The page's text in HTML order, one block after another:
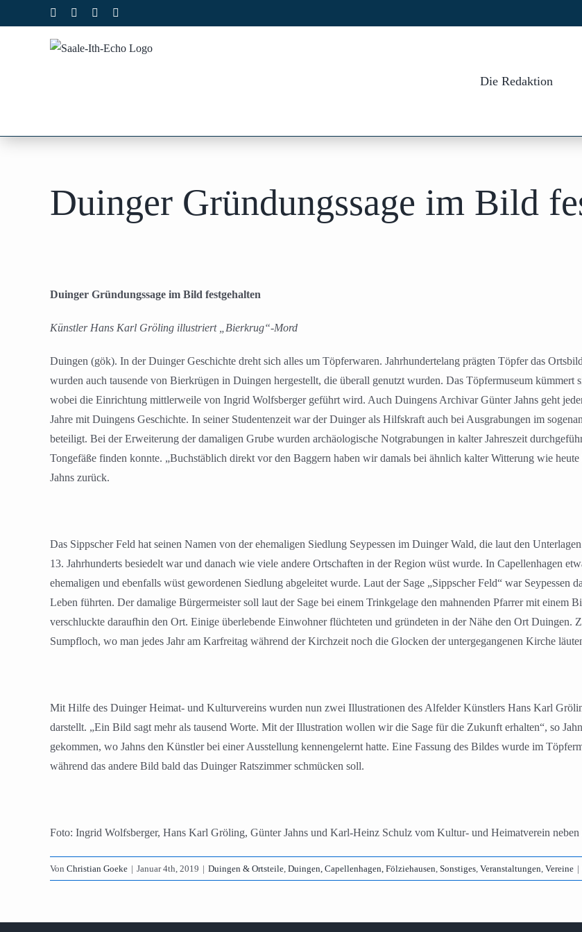
Inhalt
Facebook Instagram
Die Redaktion
Duinger Gründungssage im Bild
Duinger Gründungssage im Bild festgehalten
Künstler Hans Karl Gröling illustriert „Bierkrug“-Mord
Duingen (gök). In der Duinger Geschichte dreht sich alles um Töpferwaren. Jahrhundertelang prägten Töpfer das
wurden auch tausende von Bierkrügen in Duingen hergestellt, die überall genutzt wurden. Das Töpfermuseum kümmert
wobei die Einrichtung mittlerweile von Ingrid Wolfsberger geführt wird. Auch Duingens Archivar Günter Jahns geht
Jahre mit Duingens Geschichte. In seiner Studentenzeit war der Duinger als Hilfskraft auch bei Ausgrabungen im
beteiligt. Bei der Erweiterung der damaligen Grube wurden archäologische Notgrabungen in kalter Jahreszeit
Tongefäße finden konnte. „Buchstäblich direkt vor den Baggern haben wir damals bei ähnlich kalter Witterung wie
Jahns zurück.
Das Sippscher Feld hat seinen Namen von der ehemaligen Siedlung Seypessen im Duinger Wald, die laut den
13. Jahrhunderts besiedelt war und danach wie viele andere Ortschaften in der Region wüst wurde. In Capellenhagen
ehemaligen und ebenfalls wüst gewordenen Siedlung abgeleitet wurde. Laut der Sage „Sippscher Feld“ war Seypessen
Leben führten. Der damalige Bürgermeister soll laut der Sage bei einem Trinkgelage den mahnenden Pfarrer mit einem
verschluckte daraufhin den Ort. Einige überlebende Einwohner flüchteten und gründeten in der Nähe den Ort Duingen.
Sumpfloch, wo man jedes Jahr am Karfreitag während der Kirchzeit noch die Glocken der untergegangenen Kirche
Mit Hilfe des Duinger Heimat- und Kulturvereins wurden nun zwei Illustrationen des Alfelder Künstlers Hans Karl
darstellt. „Ein Bild sagt mehr als tausend Worte. Mit der Illustration wollen wir die Sage für die Zukunft erhalten“, so
gekommen, wo Jahns den Künstler bei einer Ausstellung kennengelernt hatte. Eine Fassung des Bildes wurde im
während das andere Bild bald das Duinger Ratszimmer schmücken soll.
Foto: Ingrid Wolfsberger, Hans Karl Gröling, Günter Jahns und Karl-Heinz Schulz vom Kultur- und Heimatverein
Von Christian Goeke | Januar 4th, 2019 | Duingen & Ortsteile, Duingen, Capellenhagen, Fölziehausen, Sonstiges, Veranstaltungen, Vereine |